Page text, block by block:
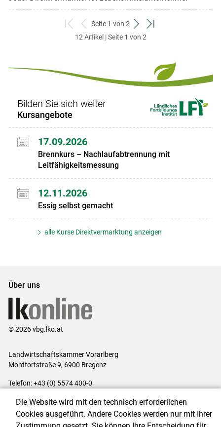
zum
ersten
zurück
zum
Seite 1 von 2
weiter
zum
zum
12 Artikel | Seite 1 von 2
Bilden Sie sich weiter
Kursangebote
17.09.2026
Brennkurs – Nachlaufabtrennung mit
Leitfähigkeitsmessung
12.11.2026
Essig selbst gemacht
alle Kurse Direktvermarktung anzeigen
Über uns
© 2026 vbg.lko.at
Landwirtschaftskammer Vorarlberg
Montfortstraße 9, 6900 Bregenz
Telefon: +43 (0) 5574 400-0
Impressum|Kontakt|Datenschutzerklärung|Barrierefreiheit|
Cookie-Einstellungen
Die Website wird mit den technisch erforderlichen
Cookies ausgeführt. Andere Cookies werden nur mit Ihrer